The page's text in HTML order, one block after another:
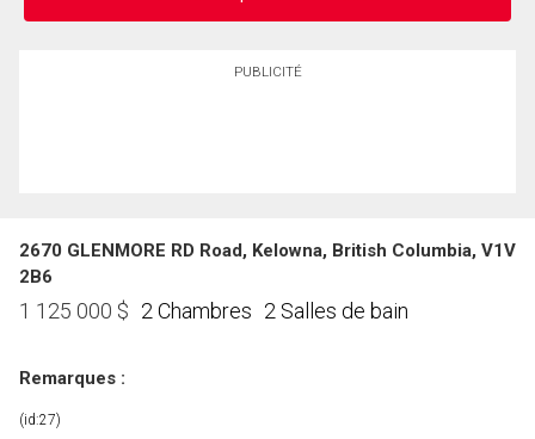
PUBLICITÉ
2670 GLENMORE RD Road, Kelowna, British Columbia, V1V
2B6
1 125 000 $ 2 Chambres 2 Salles de bain
Remarques :
(id:27)